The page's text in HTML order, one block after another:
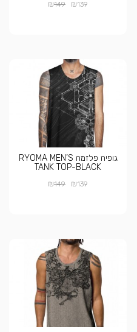
₪139
₪149
גופיה פלזמה RYOMA MEN’S
TANK TOP-BLACK
₪139
₪149